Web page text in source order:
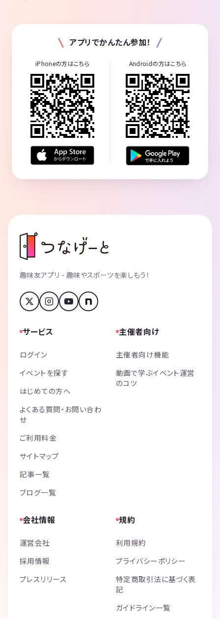
アプリでかんたん参加！
iPhoneの方はこちら Androidの方はこちら
趣味友アプリ - 趣味やスポーツを楽しもう！
サービス
ログイン
イベントを探す
はじめての方へ
よくある質問・お問い合わ
せ
ご利用料金
サイトマップ
記事一覧
ブログ一覧
主催者向け
主催者向け機能
動画で学ぶイベント運営
のコツ
会社情報
運営会社
採用情報
プレスリリース
規約
利用規約
プライバシーポリシー
特定商取引法に基づく表
記
ガイドライン一覧